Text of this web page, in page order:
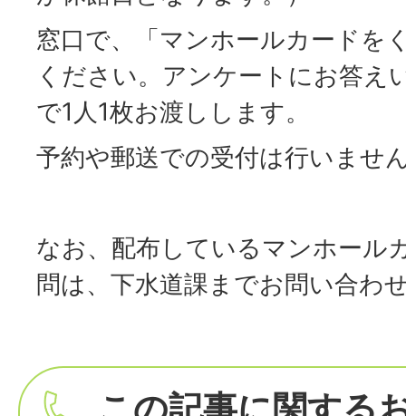
窓口で、「マンホールカードを
ください。アンケートにお答え
で1人1枚お渡しします。
予約や郵送での受付は行いませ
なお、配布しているマンホール
問は、下水道課までお問い合わ